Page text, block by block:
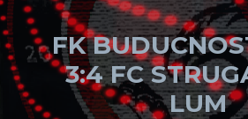
FK
3:4 FC
LUM